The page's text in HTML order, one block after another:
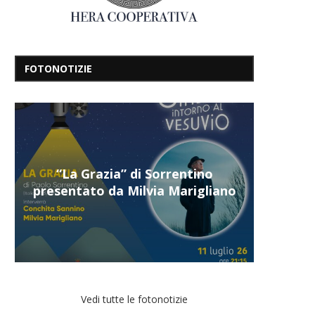
FOTONOTIZIE
“Il respiro del mare”, personale
di Terry Mangiatordi
Vedi tutte le fotonotizie